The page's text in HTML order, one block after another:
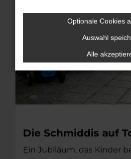
Die Schmiddis auf
Ein Jubiläum, das Kinder
Optionale Cookies
Auswahl
Alle